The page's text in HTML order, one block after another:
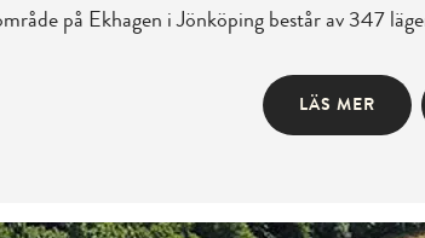
på Ekhagen i Jönköping består av 347
LÄS MER